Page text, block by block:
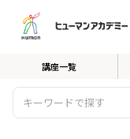
講座一覧